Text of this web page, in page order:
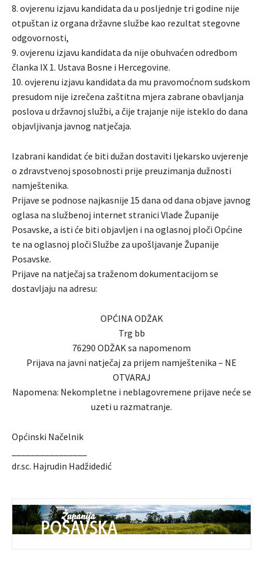
8. ovjerenu izjavu kandidata da u posljednje tri godine nije
otpuštan iz organa državne službe kao rezultat stegovne
odgovornosti,
9. ovjerenu izjavu kandidata da nije obuhvaćen odredbom
članka IX 1. Ustava Bosne i Hercegovine.
10. ovjerenu izjavu kandidata da mu pravomoćnom sudskom
presudom nije izrečena zaštitna mjera zabrane obavljanja
poslova u državnoj službi, a čije trajanje nije isteklo do dana
objavljivanja javnog natječaja.
Izabrani kandidat će biti dužan dostaviti ljekarsko uvjerenje
o zdravstvenoj sposobnosti prije preuzimanja dužnosti
namještenika.
Prijave se podnose najkasnije 15 dana od dana objave javnog
oglasa na službenoj internet stranici Vlade Županije
Posavske, a isti će biti objavljen i na oglasnoj ploči Općine
te na oglasnoj ploči Službe za upošljavanje Županije
Posavske.
Prijave na natječaj sa traženom dokumentacijom se
dostavljaju na adresu:
OPĆINA ODŽAK
Trg bb
76290 ODŽAK sa napomenom
Prijava na javni natječaj za prijem namještenika – NE
OTVARAJ
Napomena: Nekompletne i neblagovremene prijave neće se
uzeti u razmatranje.
Općinski Načelnik
dr.sc. Hajrudin Hadžidedić